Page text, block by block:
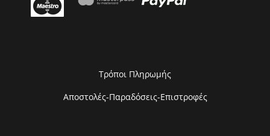
Τρόποι Πληρωμής
Αποστολές-Παραδόσεις-Επιστροφές